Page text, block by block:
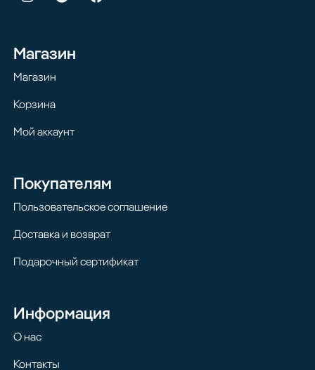
Магазин
Магазин
Корзина
Мой аккаунт
Покупателям
Пользовательское соглашение
Доставка и возврат
Подарочный сертификат
Информация
О нас
Контакты